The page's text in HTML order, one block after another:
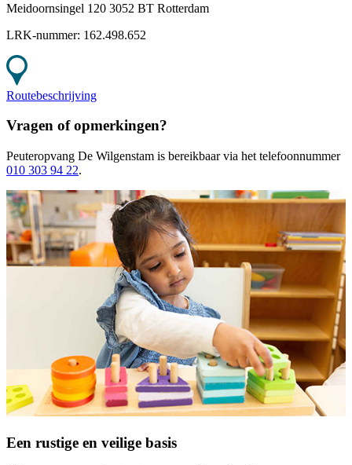
Meidoornsingel 120 3052 BT Rotterdam
LRK-nummer: 162.498.652
Routebeschrijving
Vragen of opmerkingen?
Peuteropvang De Wilgenstam is bereikbaar via het telefoonnummer
010 303 94 22.
Een rustige en veilige basis